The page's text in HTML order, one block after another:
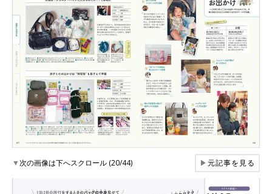
▼次の画像は下へスクロール (20/44) ▶元記事を見る